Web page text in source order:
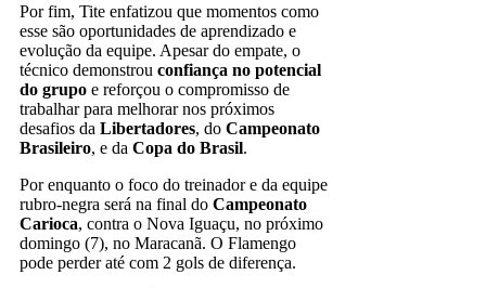
Por fim, Tite enfatizou que momentos como
esse são oportunidades de aprendizado e
evolução da equipe. Apesar do empate, o
técnico demonstrou confiança no potencial
do grupo e reforçou o compromisso de
trabalhar para melhorar nos próximos
desafios da Libertadores, do Campeonato
Brasileiro, e da Copa do Brasil.
Por enquanto o foco do treinador e da equipe
rubro-negra será na final do Campeonato
Carioca, contra o Nova Iguaçu, no próximo
domingo (7), no Maracanã. O Flamengo
pode perder até com 2 gols de diferença.